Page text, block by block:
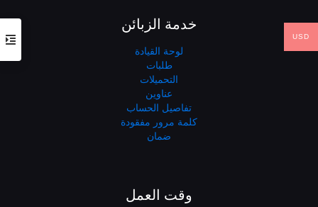
خدمة الزبائن
لوحة القيادة
طلبات
التحميلات
عناوين
تفاصيل الحساب
كلمة مرور مفقودة
ضمان
وقت العمل
USD